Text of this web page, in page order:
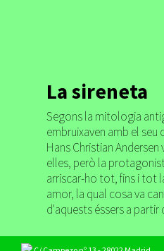
La sireneta
Segons la mitologia
embruixaven amb el seu
Hans Christian Andersen
elles, però la
arriscar-ho tot, fins i tot
amor, la qual cosa va
d'aquests éssers a partir